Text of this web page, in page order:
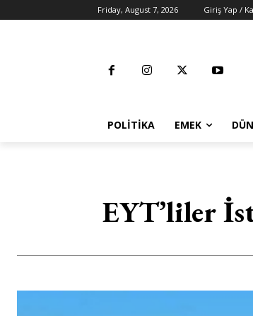
Friday, August 7, 2026 Giriş Yap /
POLITIKA EMEK
EYT’liler